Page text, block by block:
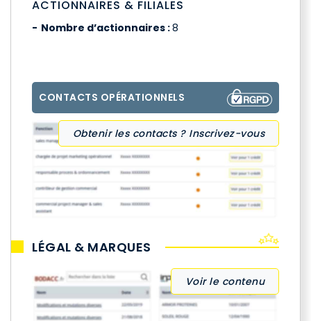
ACTIONNAIRES & FILIALES
Nombre d’actionnaires :8
CONTACTS OPÉRATIONNELS
Obtenir les contacts ? Inscrivez-vous
LÉGAL & MARQUES
Voir le contenu